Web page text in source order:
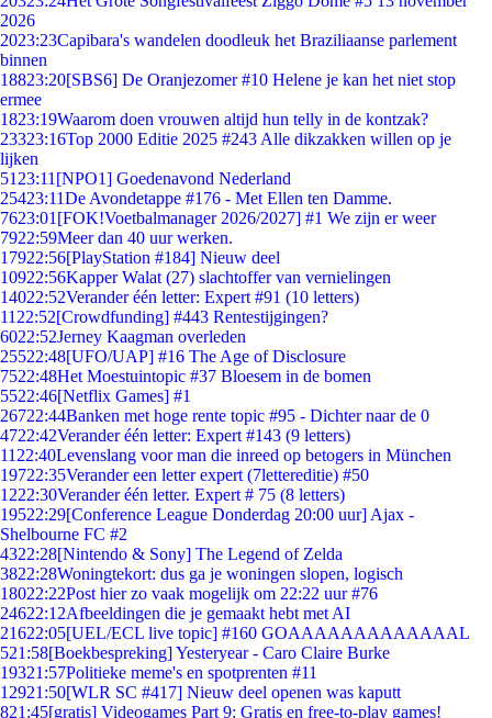
2026
2023:23Capibara's wandelen doodleuk het Braziliaanse parlement
binnen
18823:20[SBS6] De Oranjezomer #10 Helene je kan het niet stop
ermee
1823:19Waarom doen vrouwen altijd hun telly in de kontzak?
23323:16Top 2000 Editie 2025 #243 Alle dikzakken willen op je
lijken
51 23:11 [NPO1] Goedenavond Nederland
25423:11De Avondetappe #176 - Met Ellen ten Damme.
7623:01 [FOK!Voetbalmanager 2026/2027] #1 We zijn er weer
7922:59Meer dan 40 uur werken.
17922:56[PlayStation #184] Nieuw deel
10922:56Kapper Walat (27) slachtoffer van vernielingen
14022:52Verander één letter: Expert #91 (10 letters)
11 22:52[Crowdfunding] #443 Rentestijgingen?
6022:52Jerney Kaagman overleden
25522:48[UFO/UAP] #16 The Age of Disclosure
7522:48Het Moestuintopic #37 Bloesem in de bomen
5522:46[Netflix Games] #1
26722:44Banken met hoge rente topic #95 - Dichter naar de 0
4722:42Verander één letter: Expert #143 (9 letters)
11 22:40Levenslang voor man die inreed op betogers in München
19722:35Verander een letter expert (7lettereditie) #50
1222:30Verander één letter. Expert # 75 (8 letters)
19522:29[Conference League Donderdag 20:00 uur] Ajax -
Shelbourne FC #2
4322:28[Nintendo & Sony] The Legend of Zelda
3822:28Woningtekort: dus ga je woningen slopen, logisch
18022:22Post hier zo vaak mogelijk om 22:22 uur #76
24622:12Afbeeldingen die je gemaakt hebt met AI
21622:05[UEL/ECL live topic] #160 GOAAAAAAAAAAAAAL
521:58[Boekbespreking] Yesteryear - Caro Claire Burke
19321:57Politieke meme's en spotprenten #11
12921:50[WLR SC #417] Nieuw deel openen was kaputt
821:45[gratis] Videogames Part 9: Gratis en free-to-play games!